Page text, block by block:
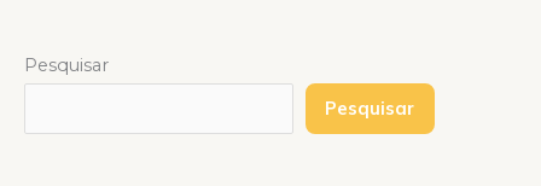
Pesquisar
Pesquisar